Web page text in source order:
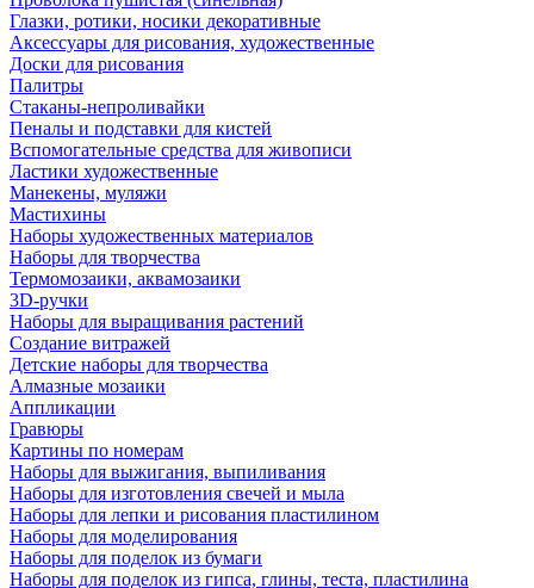
Глазки, ротики, носики декоративные
Аксессуары для рисования, художественные
Доски для рисования
Палитры
Стаканы-непроливайки
Пеналы и подставки для кистей
Вспомогательные средства для живописи
Ластики художественные
Манекены, муляжи
Мастихины
Наборы художественных материалов
Наборы для творчества
Термомозаики, аквамозаики
3D-ручки
Наборы для выращивания растений
Создание витражей
Детские наборы для творчества
Алмазные мозаики
Аппликации
Гравюры
Картины по номерам
Наборы для выжигания, выпиливания
Наборы для изготовления свечей и мыла
Наборы для лепки и рисования пластилином
Наборы для моделирования
Наборы для поделок из бумаги
Наборы для поделок из гипса, глины, теста, пластилина